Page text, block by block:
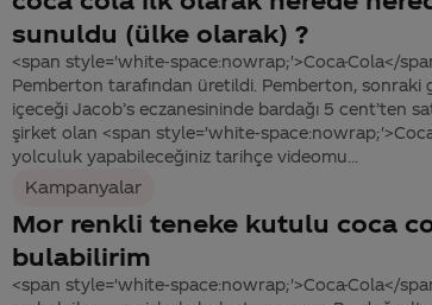
sunuldu (ülke olarak) ?
<span style='white-space:nowrap;'>Coca-Cola</
Pemberton tarafından üretildi. Pemberton, sonraki
içeceği Jacob’s eczanesininde bardağı 5 cent’ten
şirket olan <span style='white-
yolculuk yapabileceğiniz tarihçe videomu...
Kampanyalar
Mor renkli teneke kutulu coca
bulabilirim
<span style='white-space:nowrap;'>Coca-Cola</